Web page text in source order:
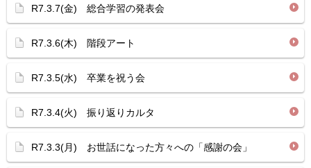
R7.3.7(金) 総合学習の発表会
R7.3.6(木) 階段アート
R7.3.5(水) 卒業を祝う会
R7.3.4(火) 振り返りカルタ
R7.3.3(月) お世話になった方々への「感謝の会」